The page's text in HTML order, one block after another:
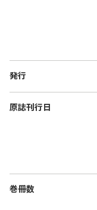
発行
原誌刊行日
巻冊数